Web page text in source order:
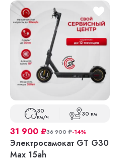
30
км/ч 30 км
31 900 ₽36 900₽-14%
Электросамокат GT G30
Max 15ah